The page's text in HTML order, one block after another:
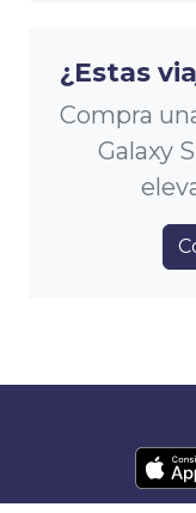
¿Estas
Compra
Galaxy